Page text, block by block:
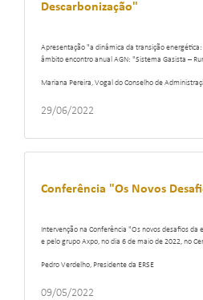
Descarbonização"
Apresentação "a dinâmica da transição
âmbito encontro anual AGN: "Sistema Gasista –
Mariana Pereira, Vogal do Conselho de
29/06/2022
Conferência "Os Novos
Intervenção na Conferência "Os novos desafios
e pelo grupo Axpo, no dia 6 de maio de 2022, no
Pedro Verdelho, Presidente da ERSE
09/05/2022